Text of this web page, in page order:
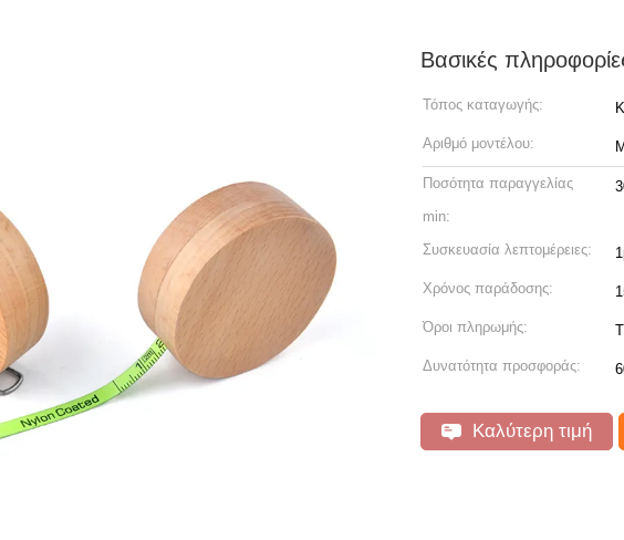
Βασικές
Τόπος καταγωγής:
Αριθμό μοντέλου:
Ποσότητα παραγγελίας
min:
Συσκευασία λεπτομέρειες:
Χρόνος παράδοσης:
Όροι πληρωμής:
Δυνατότητα προσφοράς:
Καλύτερη τιμή